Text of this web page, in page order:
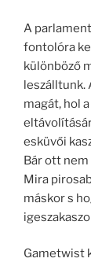
A
fontolóra
különböző
leszálltunk.
magát, hol
esküvői
Bár ott
Mira
máskor s
Gametwist